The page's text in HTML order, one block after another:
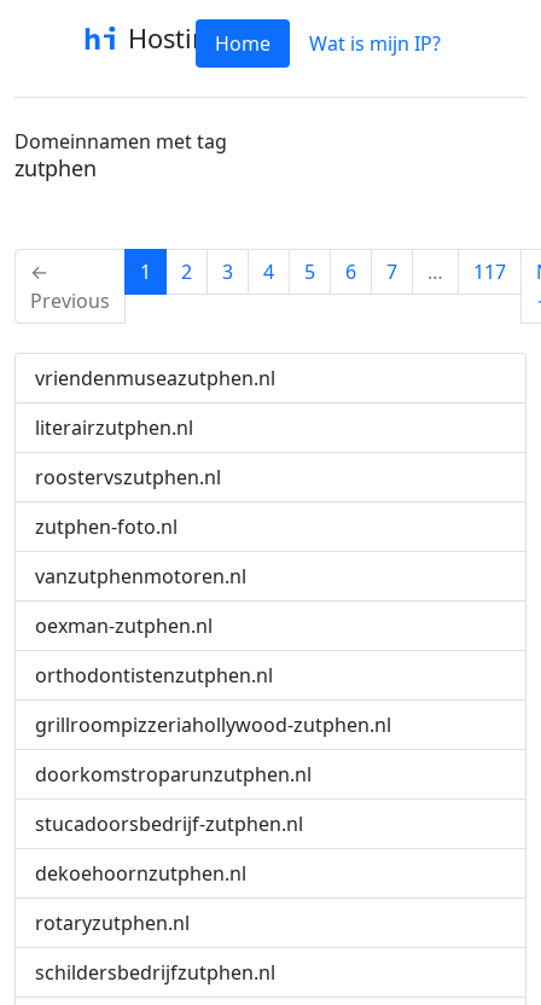
HostinfoHome Wat is mijn IP?
Domeinnamen met tag
zutphen
←
Previous
1 (current)
2 3 4 5 6 7 … 117
vriendenmuseazutphen.nl
literairzutphen.nl
roostervszutphen.nl
zutphen-foto.nl
vanzutphenmotoren.nl
oexman-zutphen.nl
orthodontistenzutphen.nl
grillroompizzeriahollywood-zutphen.nl
doorkomstroparunzutphen.nl
stucadoorsbedrijf-zutphen.nl
dekoehoornzutphen.nl
rotaryzutphen.nl
schildersbedrijfzutphen.nl